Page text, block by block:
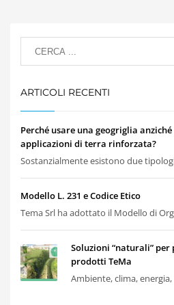
ARTICOLI RECENTI
Perché usare una geogriglia
applicazioni di terra rinforzata?
Sostanzialmente esistono due
Modello L. 231 e Codice Etico
Tema Srl ha adottato il Modello di
Soluzioni “naturali”
prodotti TeMa
Ambiente, clima,